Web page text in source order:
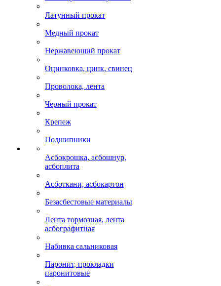
Латунный прокат
Медный прокат
Нержавеющий прокат
Оцинковка, цинк, свинец
Проволока, лента
Черный прокат
Крепеж
Подшипники
Асбокрошка, асбошнур,
асбоплита
Асботкани, асбокартон
Безасбестовые материалы
Лента тормозная, лента
асбографитная
Набивка сальниковая
Паронит, прокладки
паронитовые